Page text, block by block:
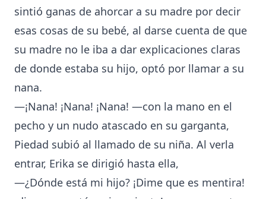
sintió ganas de ahorcar a su madre por decir
esas cosas de su bebé, al darse cuenta de que
su madre no le iba a dar explicaciones claras
de donde estaba su hijo, optó por llamar a su
nana.
—¡Nana! ¡Nana! ¡Nana! —con la mano en el
pecho y un nudo atascado en su garganta,
Piedad subió al llamado de su niña. Al verla
entrar, Erika se dirigió hasta ella,
—¿Dónde está mi hijo? ¡Dime que es mentira!